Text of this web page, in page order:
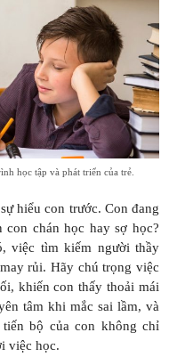
học tập và phát triển của trẻ.
hiểu con trước. Con đang
chán học hay sợ học?
việc tìm kiếm người thầy
rủi. Hãy chú trọng việc
khiến con thấy thoải mái
tâm khi mắc sai lầm, và
bộ của con không chỉ
việc học.